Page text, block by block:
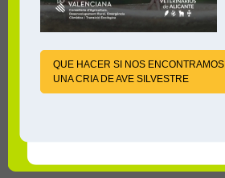
QUE HACER SI NOS ENCONTRAMOS
UNA CRIA DE AVE SILVESTRE